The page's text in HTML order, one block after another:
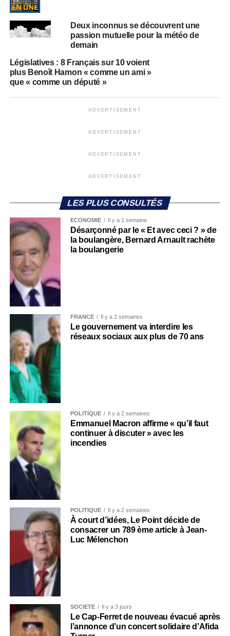
Deux inconnus se découvrent une
passion mutuelle pour la météo de
demain
Législatives : 8 Français sur 10 voient
plus Benoît Hamon « comme un ami »
que « comme un député »
ADVERTISEMENT
ADVERTISEMENT
ADVERTISEMENT
ADVERTISEMENT
LES PLUS CONSULTÉS
ECONOMIE Il y a 1 semaine
Désarçonné par le « Et avec ceci ? » de
la boulangère, Bernard Arnault rachète
la boulangerie
FRANCE Il y a 2 semaines
Le gouvernement va interdire les
réseaux sociaux aux plus de 70 ans
POLITIQUE Il y a 2 semaines
Emmanuel Macron affirme « qu’il faut
continuer à discuter » avec les
incendies
POLITIQUE Il y a 2 semaines
À court d’idées, Le Point décide de
consacrer un 789 ème article à Jean-
Luc Mélenchon
SOCIÉTÉ Il y a 3 jours
Le Cap-Ferret de nouveau évacué après
l’annonce d’un concert solidaire d’Afida